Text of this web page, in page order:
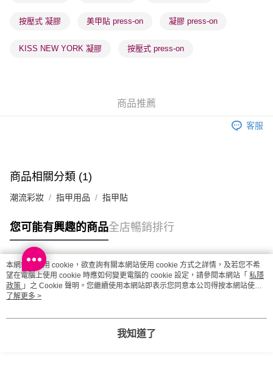
取。逾期會取消訂單，並不會安排重寄
取。逾期會取消訂單，並不會安排重寄
按壓式 凝膠 美甲貼 press-on 凝膠 press-on
KISS NEW YORK 凝膠 按壓式 press-on
商品推薦
客服
商品相關分類 (1)
潮流彩妝 指甲用品 指甲貼
您可能有興趣的商品全店暢銷排行
熱門標籤
熱銷排行
本網站中使用 cookie，欲查詢有關本網站使用 cookie 方式之詳情，及若您不希
望在電腦上使用 cookie 時應如何變更電腦的 cookie 設定，請參閱本網站「 私隱
政策 」之 Cookie 聲明。您繼續使用本網站即表示您同意本公司得按本網站使用
條款之 Cookie 聲明使用 cookie。
了解更多 >
我知道了